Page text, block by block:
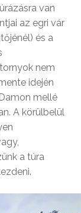
van
az egri vár
és a
nem
idején
mellé
A körülbelül
a túra